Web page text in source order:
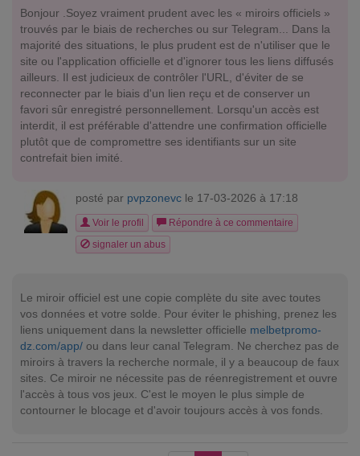
Bonjour .Soyez vraiment prudent avec les « miroirs officiels »
trouvés par le biais de recherches ou sur Telegram... Dans la
majorité des situations, le plus prudent est de n'utiliser que le
site ou l'application officielle et d'ignorer tous les liens diffusés
ailleurs. Il est judicieux de contrôler l'URL, d'éviter de se
reconnecter par le biais d'un lien reçu et de conserver un
favori sûr enregistré personnellement. Lorsqu'un accès est
interdit, il est préférable d'attendre une confirmation officielle
plutôt que de compromettre ses identifiants sur un site
contrefait bien imité.
posté par pvpzonevc le 17-03-2026 à 17:18
Voir le profil
Répondre à ce commentaire
signaler un abus
Le miroir officiel est une copie complète du site avec toutes
vos données et votre solde. Pour éviter le phishing, prenez les
liens uniquement dans la newsletter officielle melbetpromo-
dz.com/app/ ou dans leur canal Telegram. Ne cherchez pas de
miroirs à travers la recherche normale, il y a beaucoup de faux
sites. Ce miroir ne nécessite pas de réenregistrement et ouvre
l'accès à tous vos jeux. C'est le moyen le plus simple de
contourner le blocage et d'avoir toujours accès à vos fonds.